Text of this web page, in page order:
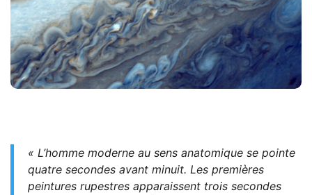
« L’homme moderne au sens anatomique se pointe
quatre secondes avant minuit. Les premières
peintures rupestres apparaissent trois secondes